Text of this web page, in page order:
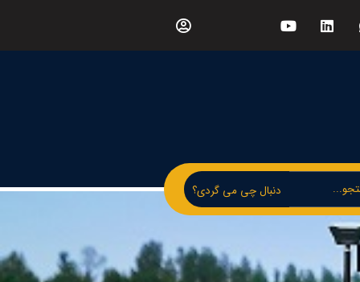
دنبال چی می گردی؟